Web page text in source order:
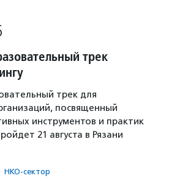
трек
трек для
посвященный
инструментов и практик
21 августа в Рязани
· НКО-сектор